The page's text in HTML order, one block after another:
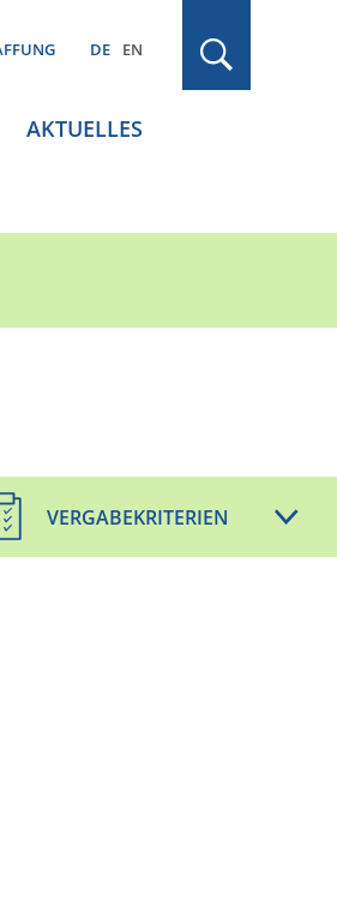
DE EN
AKTUELLES
VERGABEKRITERIEN